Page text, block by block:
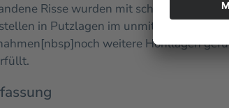
Risse wurden mit schmalen Eisen
in Putzlagen im unmittelbaren
weitere Hohllagen